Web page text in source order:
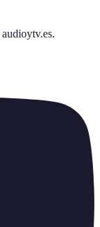
audioytv.es.